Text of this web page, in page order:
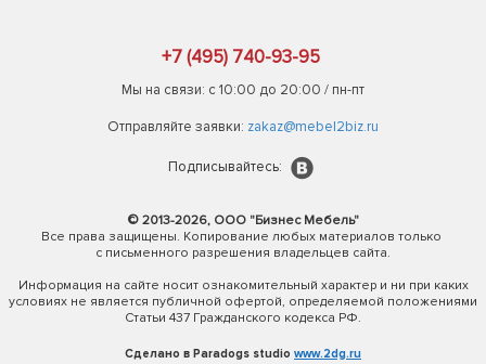
+7 (495) 740-93-95
Мы на связи: с 10:00 до 20:00 / пн-пт
Отправляйте заявки: zakaz@mebel2biz.ru
Подписывайтесь:
© 2013-2026, ООО "Бизнес Мебель"
Все права защищены. Копирование любых материалов только
с письменного разрешения владельцев сайта.
Информация на сайте носит ознакомительный характер и ни при каких
условиях не является публичной офертой, определяемой положениями
Статьи 437 Гражданского кодекса РФ.
Сделано в Paradogs studio www.2dg.ru